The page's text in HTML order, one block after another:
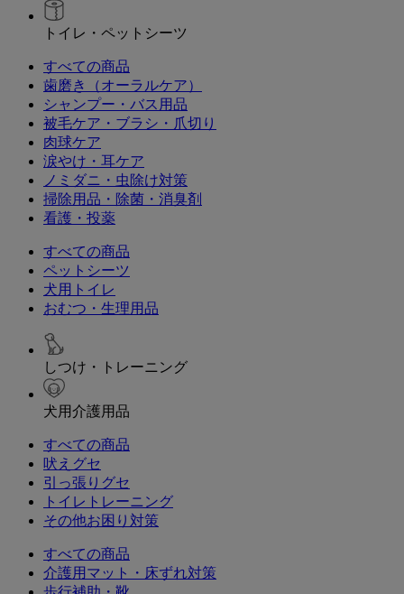
トイレ・ペットシーツ
すべての商品
歯磨き（オーラルケア）
シャンプー・バス用品
被毛ケア・ブラシ・爪切り
肉球ケア
涙やけ・耳ケア
ノミダニ・虫除け対策
掃除用品・除菌・消臭剤
看護・投薬
すべての商品
ペットシーツ
犬用トイレ
おむつ・生理用品
しつけ・トレーニング
犬用介護用品
すべての商品
吠えグセ
引っ張りグセ
トイレトレーニング
その他お困り対策
すべての商品
介護用マット・床ずれ対策